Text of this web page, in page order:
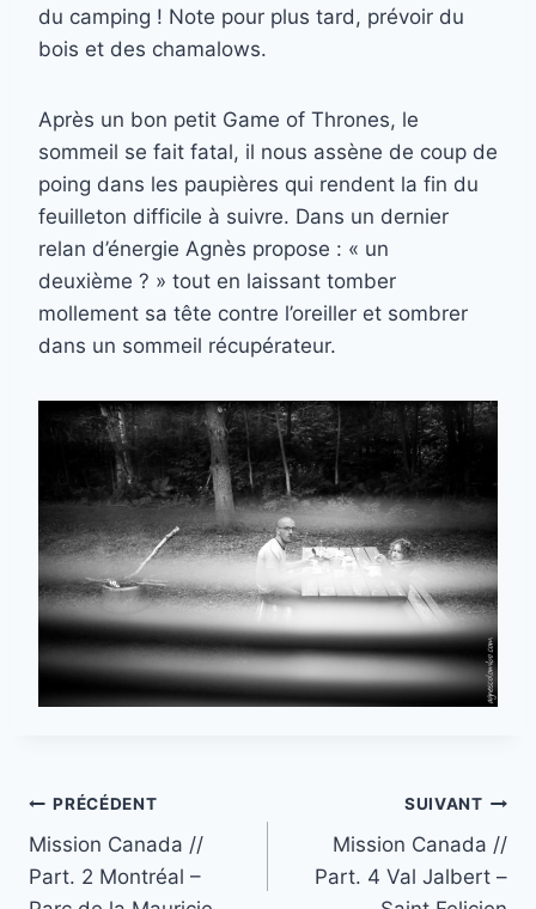
du camping ! Note pour plus tard, prévoir du
bois et des chamalows.
Après un bon petit Game of Thrones, le
sommeil se fait fatal, il nous assène de coup de
poing dans les paupières qui rendent la fin du
feuilleton difficile à suivre. Dans un dernier
relan d’énergie Agnès propose : « un
deuxième ? » tout en laissant tomber
mollement sa tête contre l’oreiller et sombrer
dans un sommeil récupérateur.
Navigation
de
PRÉCÉDENT
Mission Canada //
Part. 2 Montréal –
SUIVANT
Mission Canada //
Part. 4 Val Jalbert –